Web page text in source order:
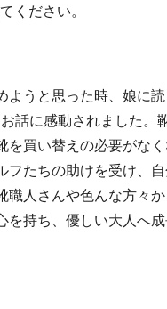
ください。
ようと思った時、娘に
話に感動されました。
買い替えの必要がな
たちの助けを受け、
人さんや色んな方々
を持ち、優しい大人へ